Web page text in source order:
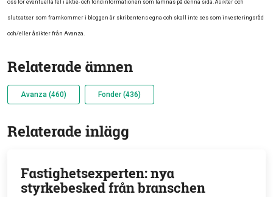
oss för eventuella fel i aktie- och fondinformationen som lämnas på denna sida. Åsikter och
slutsatser som framkommer i bloggen är skribentens egna och skall inte ses som investeringsråd
och/eller åsikter från Avanza.
Relaterade ämnen
Avanza (460) Fonder (436)
Relaterade inlägg
Fastighetsexperten: nya
styrkebesked från branschen